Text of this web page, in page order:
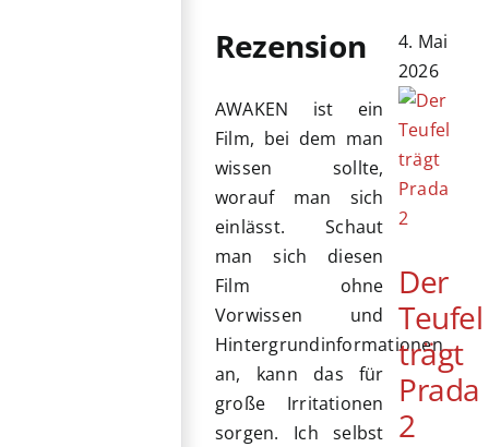
Rezension
AWAKEN ist ein
Film, bei dem man
wissen sollte,
worauf man sich
einlässt. Schaut
man sich diesen
Film ohne
Vorwissen und
Hintergrundinformationen
an, kann das für
große Irritationen
sorgen. Ich selbst
4. Mai
2026
Der
Teufel
trägt
Prada
2